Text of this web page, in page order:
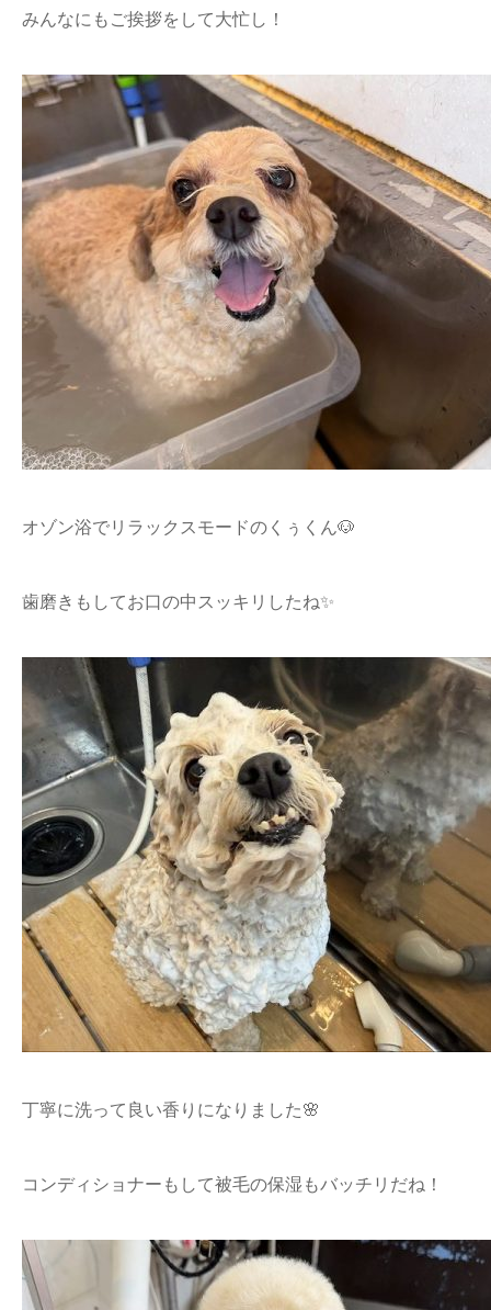
みんなにもご挨拶をして大忙し！
オゾン浴でリラックスモードのくぅくん🐶
歯磨きもしてお口の中スッキリしたね✨
丁寧に洗って良い香りになりました🌸
コンディショナーもして被毛の保湿もバッチリだね！